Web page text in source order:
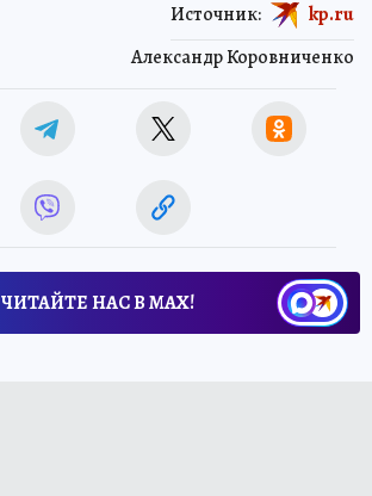
Александр Коровниченко
Источник: kp.ru
ЧИТАЙТЕ НАС В МАХ!